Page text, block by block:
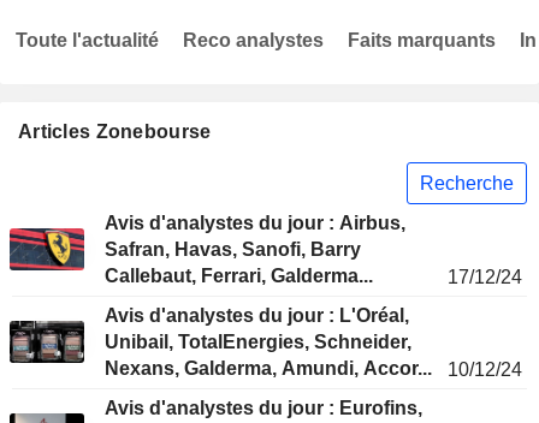
Articles Zonebourse
Recherche
Avis d'analystes du jour : Airbus,
Safran, Havas, Sanofi, Barry
Callebaut, Ferrari, Galderma...
17/12/24
Avis d'analystes du jour : L'Oréal,
Unibail, TotalEnergies, Schneider,
Nexans, Galderma, Amundi, Accor...
10/12/24
Avis d'analystes du jour : Eurofins,
Toute l'actualité Reco analystes Faits marquants